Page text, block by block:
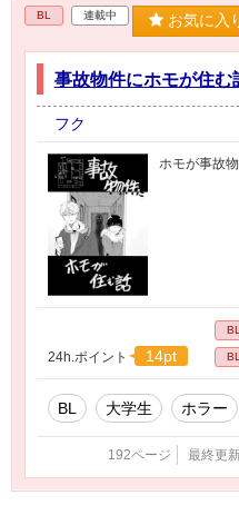
BL 連載中 お気に入
事故物件にホモが住む
フク
ホモが事故
24h.ポイント 14pt BL
BL 大学生 ホラー
192ページ 最終更